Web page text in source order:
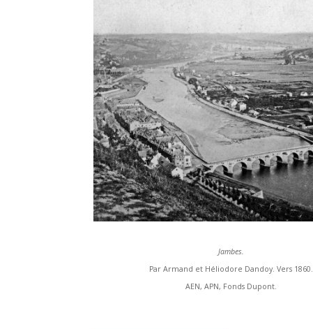
Jambes.
Par Armand et Héliodore Dandoy. Vers 1860.
AEN, APN, Fonds Dupont.